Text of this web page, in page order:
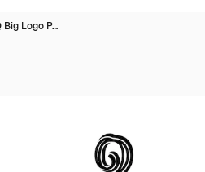
Big Logo P…